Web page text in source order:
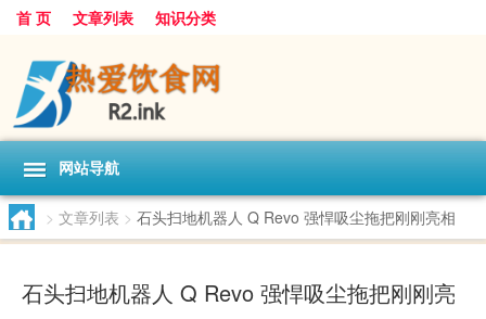
首 页 文章列表 知识分类
网站导航
> 文章列表 > 石头扫地机器人 Q Revo 强悍吸尘拖把刚刚亮相
石头扫地机器人 Q Revo 强悍吸尘拖把刚刚亮